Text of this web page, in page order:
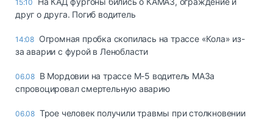
15:10
друг о друга. Погиб водитель
14:08 Огромная пробка скопилась на трассе «Кола» из-
за аварии с фурой в Ленобласти
06.08 В Мордовии на трассе М-5 водитель МАЗа
спровоцировал смертельную аварию
06.08 Трое человек получили травмы при столкновении